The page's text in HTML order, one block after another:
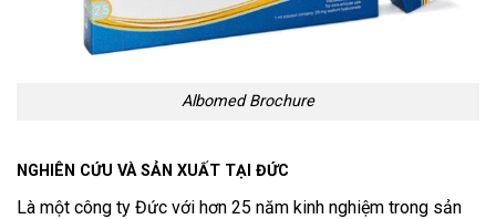
Albomed Brochure
NGHIÊN CỨU VÀ SẢN XUẤT TẠI ĐỨC
Là một công ty Đức với hơn 25 năm kinh nghiệm trong sản